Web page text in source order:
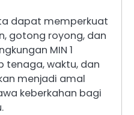
dapat memperkuat
gotong royong, dan
MIN 1
tenaga, waktu, dan
menjadi amal
keberkahan bagi